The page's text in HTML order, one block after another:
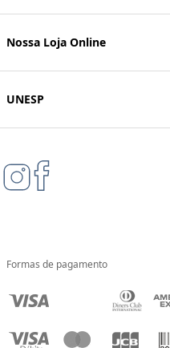
Nossa Loja Online
UNESP
Formas de pagamento